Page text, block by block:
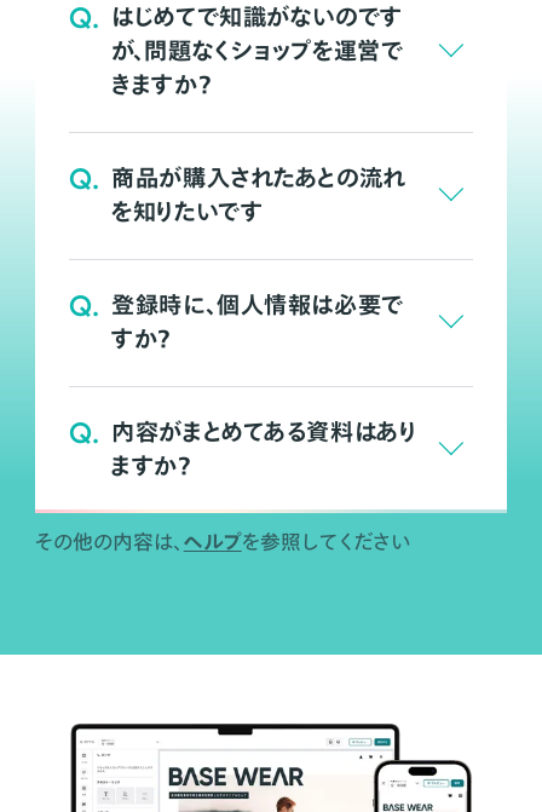
Q. はじめてで知識がないのです
が、問題なくショップを運営で
きますか？
Q. 商品が購入されたあとの流れ
を知りたいです
Q. 登録時に、個人情報は必要で
すか？
Q. 内容がまとめてある資料はあり
ますか？
その他の内容は、 ヘルプを参照してください